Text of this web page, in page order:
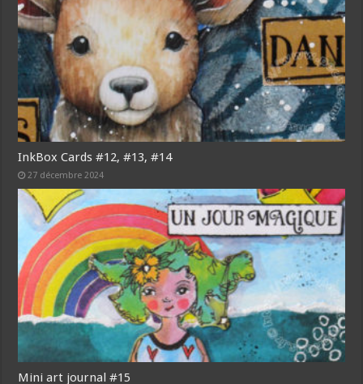
InkBox Cards #12, #13, #14
27 décembre 2024
Mini art journal #15